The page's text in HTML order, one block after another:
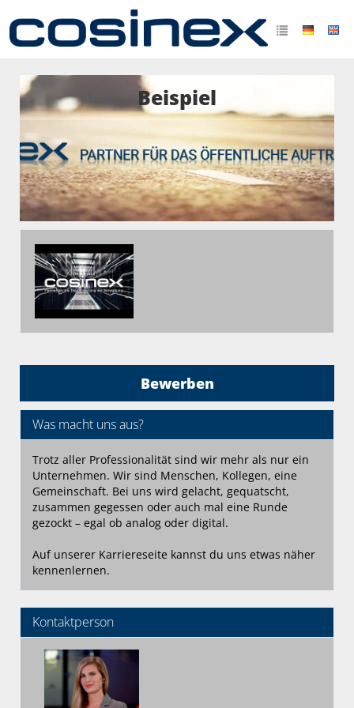
Beispiel
Bewerben
Was macht uns aus?
Trotz aller Professionalität sind wir mehr als nur ein
Unternehmen. Wir sind Menschen, Kollegen, eine
Gemeinschaft. Bei uns wird gelacht, gequatscht,
zusammen gegessen oder auch mal eine Runde
gezockt – egal ob analog oder digital.
Auf unserer Karriereseite kannst du uns etwas näher
kennenlernen.
Kontaktperson